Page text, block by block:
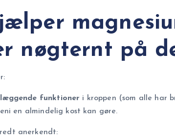
nøgternt på
funktioner i kroppen (som alle har
en almindelig kost kan gøre.
anerkendt: